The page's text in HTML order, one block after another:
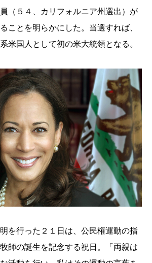
（５４、カリフォルニア州選出）が
ことを明らかにした。当選すれば、
米国人として初の米大統領となる。
を行った２１日は、公民権運動の指
師の誕生を記念する祝日。「両親は